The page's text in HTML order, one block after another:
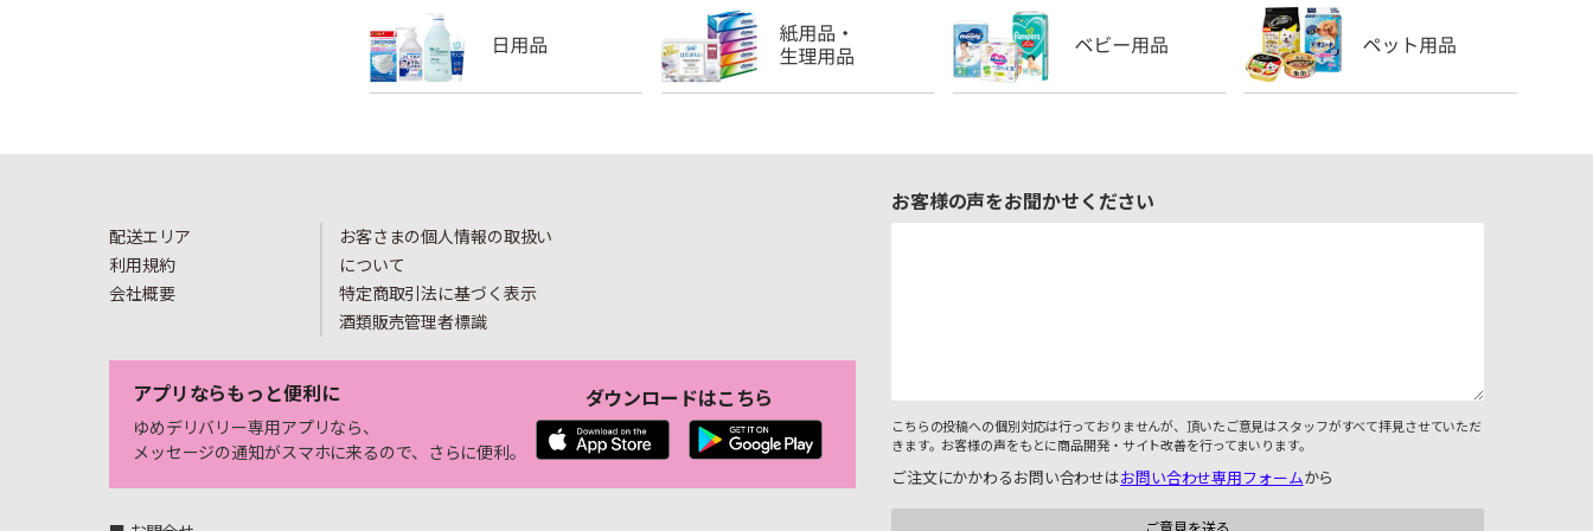
配送エリア
利用規約
会社概要
お客さまの個人情報の取扱い
について
特定商取引法に基づく表示
酒類販売管理者標識
アプリならもっと便利に
ゆめデリバリー専用アプリなら、
メッセージの通知がスマホに来るので、さらに便利。
ダウンロードはこちら
お客様の声をお聞かせください
こちらの投稿への個別対応は行っておりませんが、頂いたご意見はスタッフがすべて拝見させていただ
きます。お客様の声をもとに商品開発・サイト改善を行ってまいります。
ご注文にかかわるお問い合わせはお問い合わせ専用フォームから